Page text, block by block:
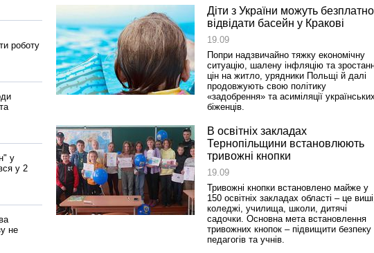
роботу
у
у 2
не
Діти з України можуть безплатно
відвідати басейн у Кракові
19.09
Попри надзвичайно тяжку економічну
ситуацію, шалену інфляцію та
цін на житло, урядники Польщі й далі
продовжують свою політику
«задобрення» та асиміляції
біженців.
В освітніх закладах
Тернопільщини встановлюють
тривожні кнопки
19.09
Тривожні кнопки встановлено майже у
150 освітніх закладах області – це
коледжі, училища, школи, дитячі
садочки. Основна мета встановлення
тривожних кнопок – підвищити безпеку
педагогів та учнів.